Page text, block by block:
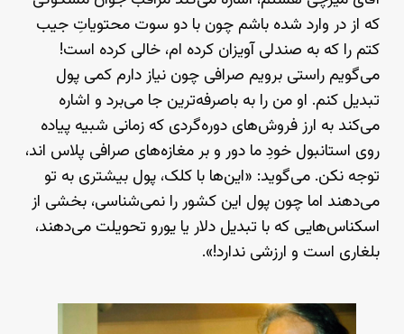
که از در وارد شده باشم چون با دو سوت محتویاتِ جیب‌
کتم را که به صندلی آویزان کرده ام، خالی کرده است!
می‌گویم راستی برویم صرافی چون نیاز دارم کمی پول
تبدیل کنم. او من را به باصرفه‌ترین جا می‌برد و اشاره
می‌کند به ارز فروش‌های دوره‌گردی که زمانی شبیه پیاده
روی استانبول خودِ ما دور و بر مغازه‌های صرافی پلاس اند،
توجه نکن. می‌گوید: «این‌ها با کلک، پول بیشتری به تو
می‌دهند اما چون پول این کشور را نمی‌شناسی، بخشی از
اسکناس‌هایی که با تبدیل دلار یا یورو تحویلت می‌دهند،
بلغاری است و ارزشی ندارد!».